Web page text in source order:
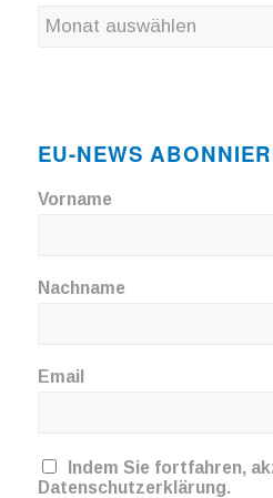
EU-NEWS
Vorname
Nachname
Email
Indem Sie fortfahren,
Datenschutzerklärung.